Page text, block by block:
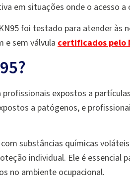
em situações onde o acesso
foi testado para atender às
e sem válvula certificados pelo
expostos a
a patógenos, e
substâncias químicas
individual. Ele é essencial
no ambiente ocupacional.